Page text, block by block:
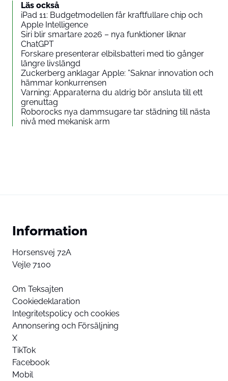
Läs också
iPad 11: Budgetmodellen får kraftfullare chip och
Apple Intelligence
Siri blir smartare 2026 – nya funktioner liknar
ChatGPT
Forskare presenterar elbilsbatteri med tio gånger
längre livslängd
Zuckerberg anklagar Apple: ”Saknar innovation och
hämmar konkurrensen
Varning: Apparaterna du aldrig bör ansluta till ett
grenuttag
Roborocks nya dammsugare tar städning till nästa
nivå med mekanisk arm
Information
Horsensvej 72A
Vejle 7100
Om Teksajten
Cookiedeklaration
Integritetspolicy och cookies
Annonsering och Försäljning
X
TikTok
Facebook
Mobil